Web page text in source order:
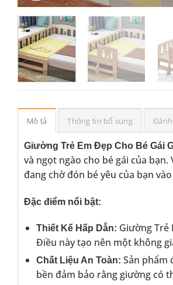
Mô tả Thông tin bổ sung Đánh
Giường Trẻ Em Đẹp Cho Bé Gái
và ngọt ngào cho bé gái của
đang chờ đón bé yêu của bạn
Đặc điểm nổi bật:
Thiết Kế Hấp Dẫn: Giường Trẻ
Điều này tạo nên một không
Chất Liệu An Toàn: Sản phẩm
bền đảm bảo rằng giường có